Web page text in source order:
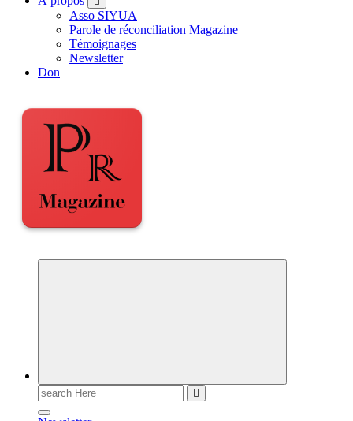
Asso SIYUA
Parole de réconciliation Magazine
Témoignages
Newsletter
Don